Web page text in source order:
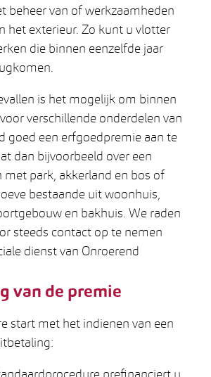
beheer van of werkzaamheden
het exterieur. Zo kunt u vlotter
die binnen eenzelfde jaar
is het mogelijk om binnen
verschillende onderdelen van
goed een erfgoedpremie aan te
dan bijvoorbeeld over een
met park, akkerland en bos of
bestaande uit woonhuis,
en bakhuis. We raden
steeds contact op te nemen
dienst van Onroerend
van de premie
start met het indienen van een